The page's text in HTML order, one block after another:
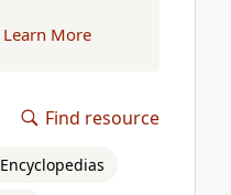
Learn More
Find resource
Encyclopedias